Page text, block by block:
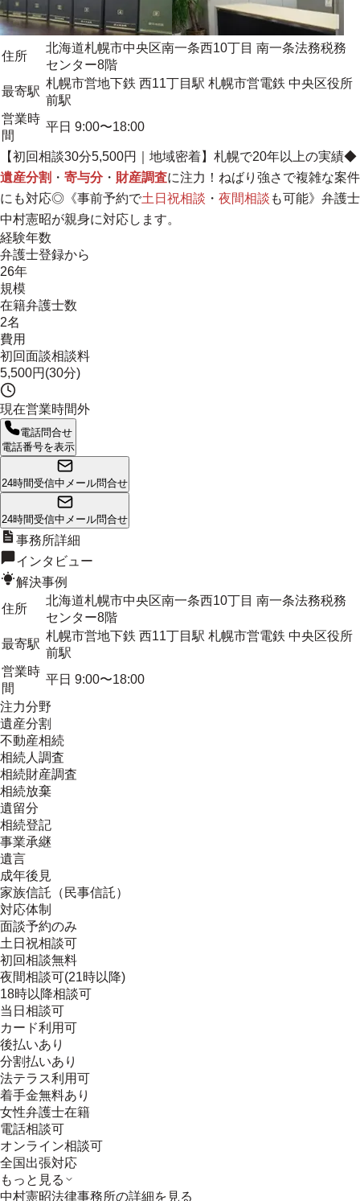
住所
北海道札幌市中央区南一条西10丁目 南一条法務税務
センター8階
最寄駅
札幌市営地下鉄 西11丁目駅 札幌市営電鉄 中央区役所
前駅
営業時
間
平日 9:00〜18:00
【初回相談30分5,500円｜ 地域密着】札幌で20年以上の実績◆
遺産分割 ・ 寄与分・ 財産調査に注力！ねばり強さで複雑な案件
にも対応◎《事前予約で土日祝相談 ・ 夜間相談 も可能》弁護士
中村憲昭が親身に対応します。
経験年数
弁護士登録から
26年
規模
在籍弁護士数
2名
費用
初回面談相談料
5,500円(30分)
現在営業時間外
電話問合せ
電話番号を表示
24時間受信中 メール問合せ
24時間受信中 メール問合せ
事務所詳細
インタビュー
解決事例
住所
北海道札幌市中央区南一条西10丁目 南一条法務税務
センター8階
最寄駅
札幌市営地下鉄 西11丁目駅 札幌市営電鉄 中央区役所
前駅
営業時
間
平日 9:00〜18:00
注力分野
遺産分割
不動産相続
相続人調査
相続財産調査
相続放棄
遺留分
相続登記
事業承継
遺言
成年後見
家族信託（民事信託）
対応体制
面談予約のみ
土日祝相談可
初回相談無料
夜間相談可(21時以降)
18時以降相談可
当日相談可
カード利用可
後払いあり
分割払いあり
法テラス利用可
着手金無料あり
女性弁護士在籍
電話相談可
オンライン相談可
全国出張対応
もっと見る
中村憲昭法律事務所の詳細を見る